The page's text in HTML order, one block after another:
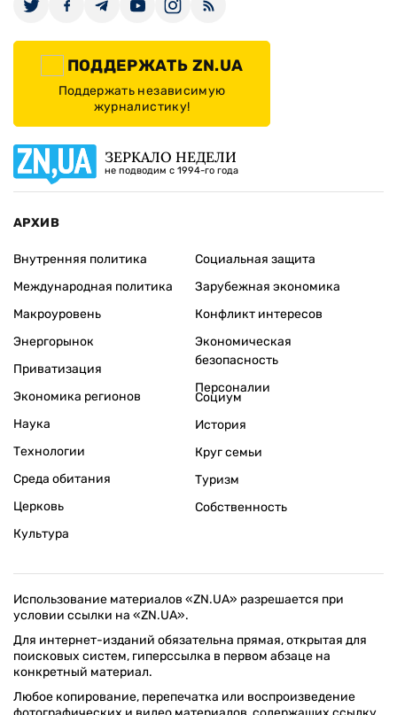
ПОДДЕРЖАТЬ ZN.UA
Поддержать независимую
журналистику!
ЗЕРКАЛО НЕДЕЛИ
не подводим с 1994-го года
АРХИВ
Внутренняя политика
Международная политика
Макроуровень
Энергорынок
Приватизация
Экономика регионов
Социальная защита
Зарубежная экономика
Конфликт интересов
Экономическая
безопасность
Персоналии
Наука
Технологии
Среда обитания
Церковь
Культура
Социум
История
Круг семьи
Туризм
Собственность
Использование материалов «ZN.UA» разрешается при
условии ссылки на «ZN.UA».
Для интернет-изданий обязательна прямая, открытая для
поисковых систем, гиперссылка в первом абзаце на
конкретный материал.
Любое копирование, перепечатка или воспроизведение